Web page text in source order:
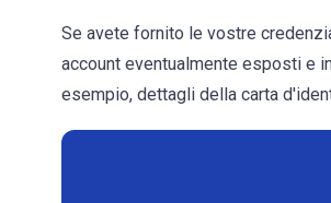
Se avete fornito le vostre
account eventualmente esposti e
esempio, dettagli della carta